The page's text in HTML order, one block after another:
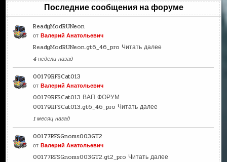
Последние сообщения на форуме
ReadyModRUNeon
отВалерий Анатольевич
ReadyModRUNeon.gt6_46_pro Читать далее
4 недели назад
00179RFSCat013
отВалерий Анатольевич
00179RFSCat013 ВАП ФОРУМ
00179RFSCat013.gt6_46_pro Читать далее
1 месяц назад
00177RFSGnoms003GT2
отВалерий Анатольевич
00177RFSGnoms003GT2.gt2_pro Читать далее